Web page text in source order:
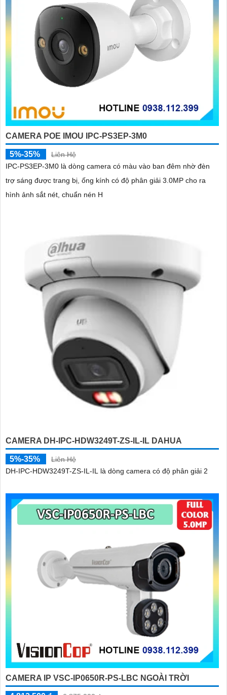
CAMERA POE IMOU IPC-PS3EP-3M0
5%-35%
Liên Hệ
IPC-PS3EP-3M0 là dòng camera có màu vào ban đêm nhờ đèn
trợ sáng được trang bị, ống kính có độ phân giải 3.0MP cho ra
hình ảnh sắt nét, chuẩn nén H
CAMERA DH-IPC-HDW3249T-ZS-IL-IL DAHUA
5%-35%
Liên Hệ
DH-IPC-HDW3249T-ZS-IL-IL là dòng camera có độ phân giải 2
CAMERA IP VSC-IP0650R-PS-LBC NGOÀI TRỜI